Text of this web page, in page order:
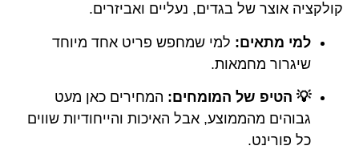
קולקציה אוצר של בגדים, נעליים ואביזרים.
למי מתאים: למי שמחפש פריט אחד מיוחד
שיגרור מחמאות.
💡 הטיפ של המומחים: המחירים כאן מעט
גבוהים מהממוצע, אבל האיכות והייחודיות שווים
כל פורינט.